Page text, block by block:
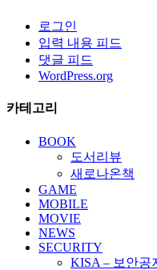
로그인
입력 내용 피드
댓글 피드
WordPress.org
카테고리
BOOK
도서리뷰
새로나온책
GAME
MOBILE
MOVIE
NEWS
SECURITY
KISA – 보안공